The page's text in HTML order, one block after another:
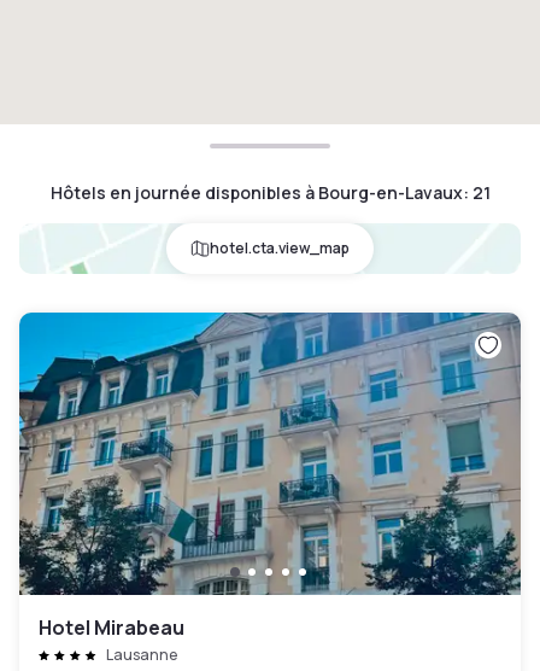
Hôtels en journée disponibles à Bourg-en-Lavaux: 21
hotel.cta.view_map
Hotel Mirabeau
Lausanne